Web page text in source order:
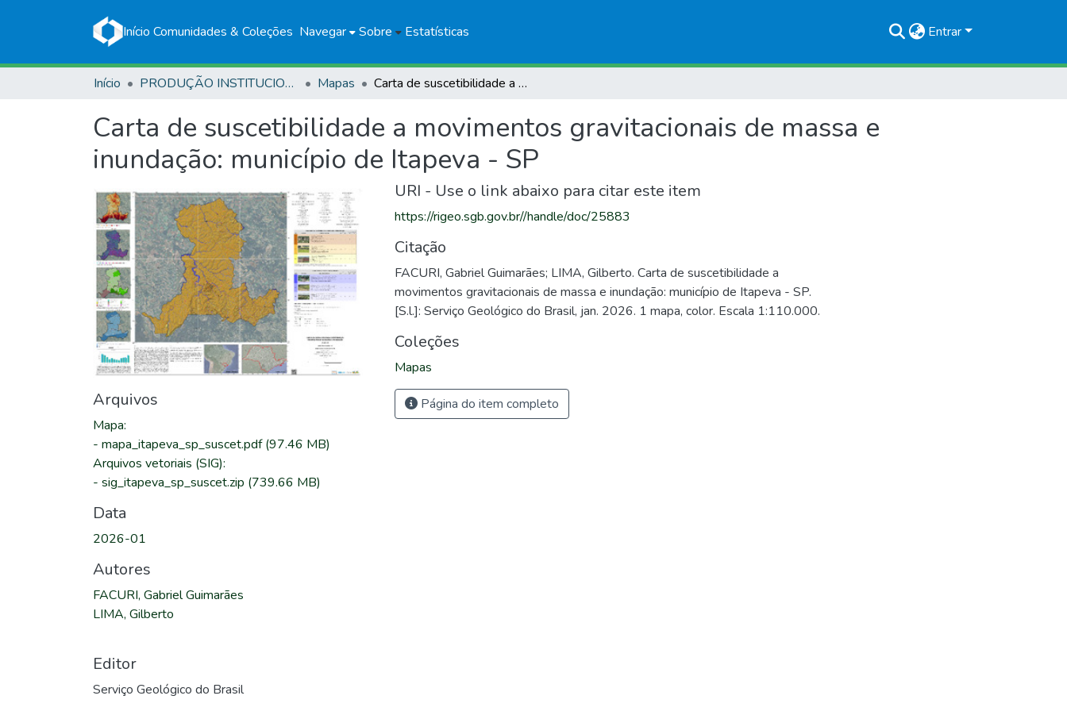
Início Comunidades & Coleções Navegar Sobre Estatísticas Entrar
Início PRODUÇÃO INSTITUCIONAL Mapas Carta de suscetibilidade a movimentos gravitacionais de massa e inundação: município de Itapeva - SP
Carta de suscetibilidade a movimentos gravitacionais de massa e
inundação: município de Itapeva - SP
Arquivos
Mapa:
- mapa_itapeva_sp_suscet.pdf(97.46 MB)
Arquivos vetoriais (SIG):
- sig_itapeva_sp_suscet.zip (739.66 MB)
Data
2026-01
Autores
FACURI, Gabriel Guimarães
LIMA, Gilberto
Editor
Serviço Geológico do Brasil
URI - Use o link abaixo para citar este item
https://rigeo.sgb.gov.br//handle/doc/25883
Citação
FACURI, Gabriel Guimarães; LIMA, Gilberto. Carta de suscetibilidade a
movimentos gravitacionais de massa e inundação: município de Itapeva - SP.
[S.l.]: Serviço Geológico do Brasil, jan. 2026. 1 mapa, color. Escala 1:110.000.
Coleções
Mapas
Página do item completo